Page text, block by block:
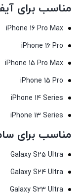
مناسب برای
iPhone 16 Pro Max
iPhone 16 Pro
iPhone 15 Pro Max
iPhone 15 Pro
iPhone 14 Series
iPhone 13 Series
مناسب برای
Galaxy S25 Ultra
Galaxy S24 Ultra
Galaxy S23 Ultra